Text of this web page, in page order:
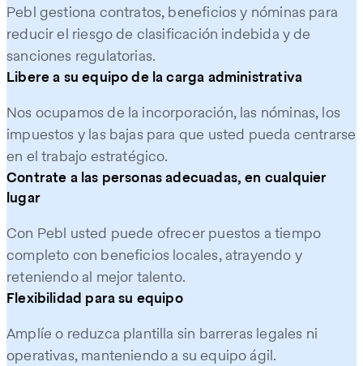
Pebl gestiona contratos, beneficios y nóminas para
reducir el riesgo de clasificación indebida y de
sanciones regulatorias.
Libere a su equipo de la carga administrativa
Nos ocupamos de la incorporación, las nóminas, los
impuestos y las bajas para que usted pueda centrarse
en el trabajo estratégico.
Contrate a las personas adecuadas, en cualquier
lugar
Con Pebl usted puede ofrecer puestos a tiempo
completo con beneficios locales, atrayendo y
reteniendo al mejor talento.
Flexibilidad para su equipo
Amplíe o reduzca plantilla sin barreras legales ni
operativas, manteniendo a su equipo ágil.